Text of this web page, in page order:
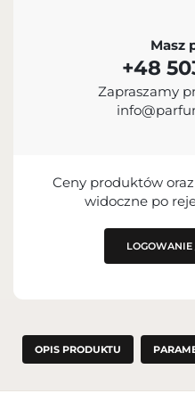
33 1 86 21 07 00
3 Avenue de Friedland,
Masz
+48
Zapraszamy
Ceny produktów
widoczne po
LOGOWANIE
OPIS PRODUKTU